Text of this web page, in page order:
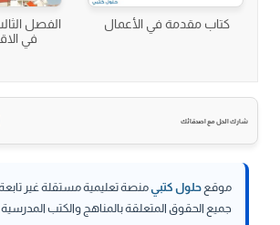
كتاب مقدمة في الأعمال
الفصل
في
شارك الحل مع اصدقائك
موقع حلول كتبيمنصة تعليمية مستقلة غير تابعة
جميع الحقوق المتعلقة بالمناهج والكتب